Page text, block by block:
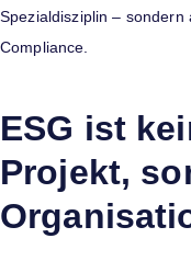
Spezialdisziplin –
Compliance.
ESG ist
Projekt,